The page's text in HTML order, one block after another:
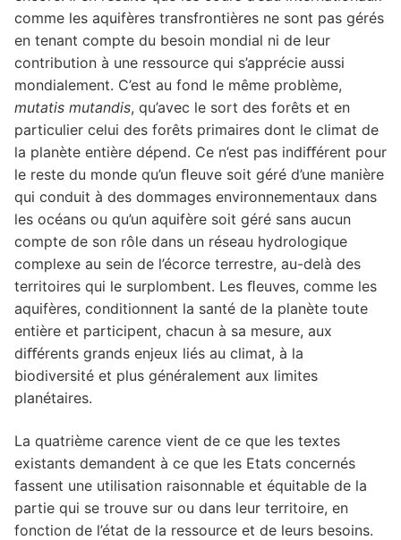
comme les aquifères transfrontières ne sont pas gérés
en tenant compte du besoin mondial ni de leur
contribution à une ressource qui s’apprécie aussi
mondialement. C’est au fond le même problème,
mutatis mutandis, qu’avec le sort des forêts et en
particulier celui des forêts primaires dont le climat de
la planète entière dépend. Ce n’est pas indiﬀérent pour
le reste du monde qu’un ﬂeuve soit géré d’une manière
qui conduit à des dommages environnementaux dans
les océans ou qu’un aquifère soit géré sans aucun
compte de son rôle dans un réseau hydrologique
complexe au sein de l’écorce terrestre, au-delà des
territoires qui le surplombent. Les ﬂeuves, comme les
aquifères, conditionnent la santé de la planète toute
entière et participent, chacun à sa mesure, aux
diﬀérents grands enjeux liés au climat, à la
biodiversité et plus généralement aux limites
planétaires.
La quatrième carence vient de ce que les textes
existants demandent à ce que les Etats concernés
fassent une utilisation raisonnable et équitable de la
partie qui se trouve sur ou dans leur territoire, en
fonction de l’état de la ressource et de leurs besoins.